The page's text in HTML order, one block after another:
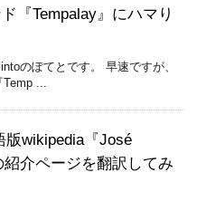
『Tempalay』にハマり
のぽてとです。 早速ですが、
...
版wikipedia『José
介ページを翻訳してみ